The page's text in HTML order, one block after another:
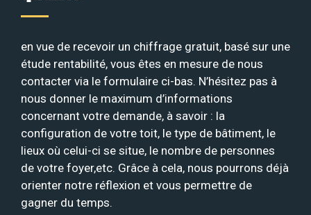
en vue de recevoir un chiffrage gratuit, basé sur une
étude rentabilité, vous êtes en mesure de nous
contacter via le formulaire ci-bas. N’hésitez pas à
nous donner le maximum d’informations
concernant votre demande, à savoir : la
configuration de votre toit, le type de bâtiment, le
lieux où celui-ci se situe, le nombre de personnes
de votre foyer,etc. Grâce à cela, nous pourrons déjà
orienter notre réflexion et vous permettre de
gagner du temps.